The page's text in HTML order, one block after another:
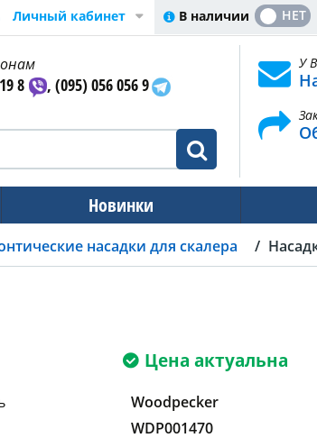
В наличии
ДА НЕТ
Личный кабинет
8 , (095) 056 056 9
У
Новинки
насадки для скалера
Цена актуальна
Woodpecker
WDP001470